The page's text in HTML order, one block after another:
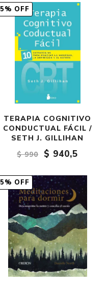
5% OFF
TERAPIA COGNITIVO
CONDUCTUAL FÁCIL /
SETH J. GILLIHAN
$ 990
$ 940,5
5% OFF